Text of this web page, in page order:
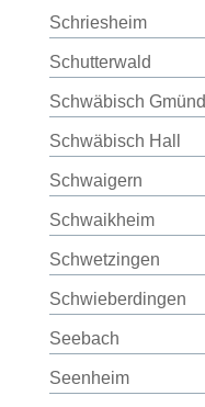
Schriesheim
Schutterwald
Schwäbisch Gmünd
Schwäbisch Hall
Schwaigern
Schwaikheim
Schwetzingen
Schwieberdingen
Seebach
Seenheim